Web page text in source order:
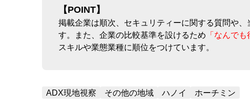
【POINT】
掲載企業は順次、セキュリティーに関する質問や、
す。また、企業の比較基準を設けるため 「なんで
スキルや業態業種に順位をつけています。
ADX現地視察 その他の地域 ハノイ ホーチミン